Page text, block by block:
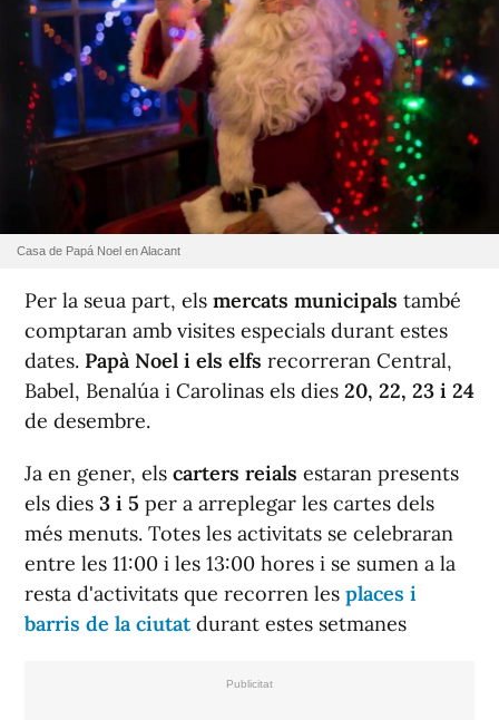
Casa de Papá Noel en Alacant
Per la seua part, els mercats municipals també
comptaran amb visites especials durant estes
dates. Papà Noel i els elfs recorreran Central,
Babel, Benalúa i Carolinas els dies 20, 22, 23 i 24
de desembre.
Ja en gener, els carters reials estaran presents
els dies 3 i 5 per a arreplegar les cartes dels
més menuts. Totes les activitats se celebraran
entre les 11:00 i les 13:00 hores i se sumen a la
resta d'activitats que recorren les places i
barris de la ciutatdurant estes setmanes